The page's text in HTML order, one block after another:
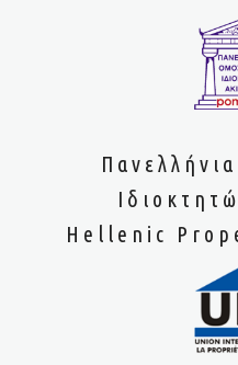
Hellenic